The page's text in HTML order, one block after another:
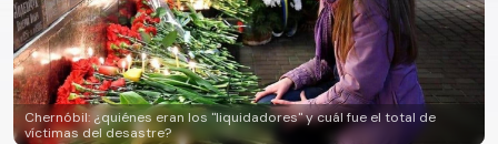
Chernóbil: ¿quiénes eran los "liquidadores" y cuál fue el total de
víctimas del desastre?